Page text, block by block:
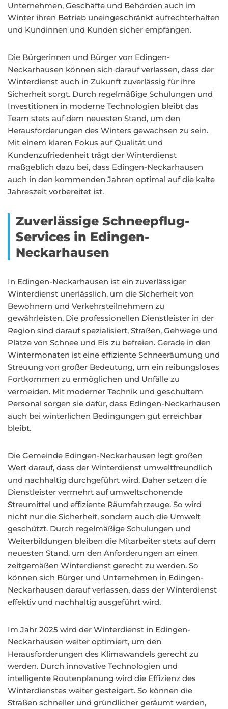
Unternehmen, Geschäfte und Behörden auch im
Winter ihren Betrieb uneingeschränkt aufrechterhalten
und Kundinnen und Kunden sicher empfangen.
Die Bürgerinnen und Bürger von Edingen-
Neckarhausen können sich darauf verlassen, dass der
Winterdienst auch in Zukunft zuverlässig für ihre
Sicherheit sorgt. Durch regelmäßige Schulungen und
Investitionen in moderne Technologien bleibt das
Team stets auf dem neuesten Stand, um den
Herausforderungen des Winters gewachsen zu sein.
Mit einem klaren Fokus auf Qualität und
Kundenzufriedenheit trägt der Winterdienst
maßgeblich dazu bei, dass Edingen-Neckarhausen
auch in den kommenden Jahren optimal auf die kalte
Jahreszeit vorbereitet ist.
Zuverlässige Schneepflug-
Services in Edingen-
Neckarhausen
In Edingen-Neckarhausen ist ein zuverlässiger
Winterdienst unerlässlich, um die Sicherheit von
Bewohnern und Verkehrsteilnehmern zu
gewährleisten. Die professionellen Dienstleister in der
Region sind darauf spezialisiert, Straßen, Gehwege und
Plätze von Schnee und Eis zu befreien. Gerade in den
Wintermonaten ist eine effiziente Schneeräumung und
Streuung von großer Bedeutung, um ein reibungsloses
Fortkommen zu ermöglichen und Unfälle zu
vermeiden. Mit moderner Technik und geschultem
Personal sorgen sie dafür, dass Edingen-Neckarhausen
auch bei winterlichen Bedingungen gut erreichbar
bleibt.
Die Gemeinde Edingen-Neckarhausen legt großen
Wert darauf, dass der Winterdienst umweltfreundlich
und nachhaltig durchgeführt wird. Daher setzen die
Dienstleister vermehrt auf umweltschonende
Streumittel und effiziente Räumfahrzeuge. So wird
nicht nur die Sicherheit, sondern auch die Umwelt
geschützt. Durch regelmäßige Schulungen und
Weiterbildungen bleiben die Mitarbeiter stets auf dem
neuesten Stand, um den Anforderungen an einen
zeitgemäßen Winterdienst gerecht zu werden. So
können sich Bürger und Unternehmen in Edingen-
Neckarhausen darauf verlassen, dass der Winterdienst
effektiv und nachhaltig ausgeführt wird.
Im Jahr 2025 wird der Winterdienst in Edingen-
Neckarhausen weiter optimiert, um den
Herausforderungen des Klimawandels gerecht zu
werden. Durch innovative Technologien und
intelligente Routenplanung wird die Effizienz des
Winterdienstes weiter gesteigert. So können die
Straßen schneller und gründlicher geräumt werden,